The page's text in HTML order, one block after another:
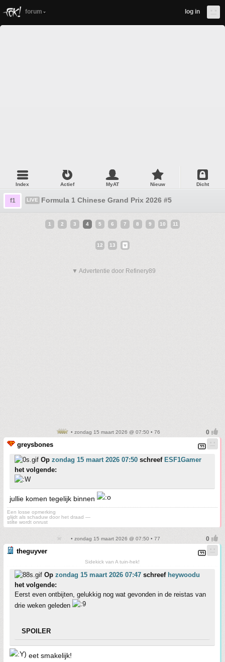
forum log in
Index Actief MyAT Nieuw Dicht
f1 LIVE Formula 1 Chinese Grand Prix 2026 #5
1 2 3 4 5 6 7 8 9 10 11
12 13
▼ Advertentie door Refinery89
• zondag 15 maart 2026 @ 07:50 • 76
greysbones
Op zondag 15 maart 2026 07:50 schreef ESF1Gamer
het volgende:
jullie komen tegelijk binnen
Een losse opmerking
glijdt als schaduw door het draad —
stilte wordt onrust
• zondag 15 maart 2026 @ 07:50 • 77
theguyver
Sidekick van A tuin-hek!
Op zondag 15 maart 2026 07:47 schreef heywoodu
het volgende:
Eerst even ontbijten, gelukkig nog wat gevonden in de reistas van
drie weken geleden
SPOILER
eet smakelijk!